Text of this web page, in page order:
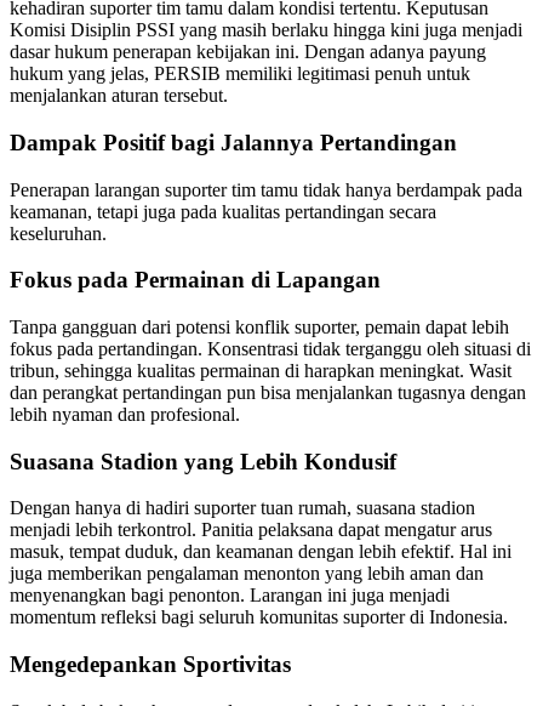
kehadiran suporter tim tamu dalam kondisi tertentu. Keputusan
Komisi Disiplin PSSI yang masih berlaku hingga kini juga menjadi
dasar hukum penerapan kebijakan ini. Dengan adanya payung
hukum yang jelas, PERSIB memiliki legitimasi penuh untuk
menjalankan aturan tersebut.
Dampak Positif bagi Jalannya Pertandingan
Penerapan larangan suporter tim tamu tidak hanya berdampak pada
keamanan, tetapi juga pada kualitas pertandingan secara
keseluruhan.
Fokus pada Permainan di Lapangan
Tanpa gangguan dari potensi konflik suporter, pemain dapat lebih
fokus pada pertandingan. Konsentrasi tidak terganggu oleh situasi di
tribun, sehingga kualitas permainan di harapkan meningkat. Wasit
dan perangkat pertandingan pun bisa menjalankan tugasnya dengan
lebih nyaman dan profesional.
Suasana Stadion yang Lebih Kondusif
Dengan hanya di hadiri suporter tuan rumah, suasana stadion
menjadi lebih terkontrol. Panitia pelaksana dapat mengatur arus
masuk, tempat duduk, dan keamanan dengan lebih efektif. Hal ini
juga memberikan pengalaman menonton yang lebih aman dan
menyenangkan bagi penonton. Larangan ini juga menjadi
momentum refleksi bagi seluruh komunitas suporter di Indonesia.
Mengedepankan Sportivitas